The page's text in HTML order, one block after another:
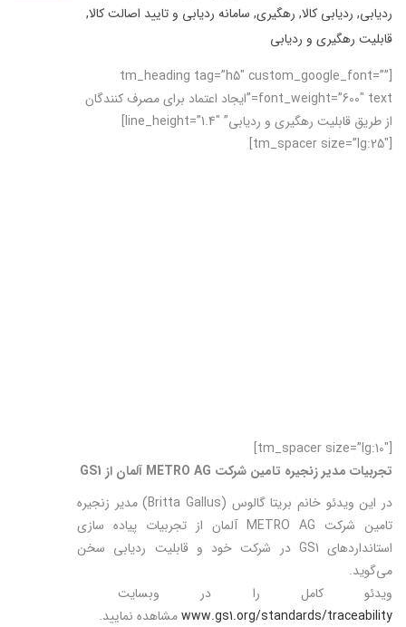
ردیابی, ردیابی کالا, رهگیری, سامانه ردیابی و تایید اصالت کالا,
قابلیت رهگیری و ردیابی
[tm_heading tag=”h5″ custom_google_font=””
font_weight=”600″ text=”ایجاد اعتماد برای مصرف کنندگان
از طریق قابلیت رهگیری و ردیابی” line_height=”1.4″]
[tm_spacer size=”lg:25″]
[tm_spacer size=”lg:10″]
تجربیات مدیر زنجیره تامین شرکت METRO AG آلمان از GS1
در این ویدئو خانم بریتا گالوس (Britta Gallus) مدیر زنجیره
تامین شرکت METRO AG آلمان از تجربیات پیاده سازی
استانداردهای GS1 در شرکت خود و قابلیت ردیابی سخن
می‌گوید.
ویدئو کامل را در وبسایت
www.gs1.org/standards/traceabilityمشاهده نمایید.